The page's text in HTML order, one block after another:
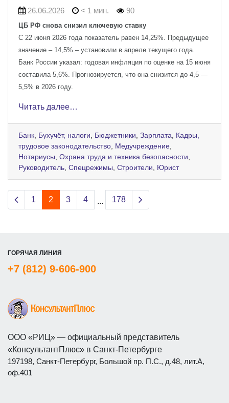
26.06.2026 < 1 мин. 90
ЦБ РФ снова снизил ключевую ставку
С 22 июня 2026 года показатель равен 14,25%. Предыдущее
значение – 14,5% – установили в апреле текущего года.
Банк России указал: годовая инфляция по оценке на 15 июня
составила 5,6%. Прогнозируется, что она снизится до 4,5 —
5,5% в 2026 году.
Читать далее…
Банк Бухучёт, налоги Бюджетники Зарплата
Кадры,
трудовое законодательство Медучреждение
Нотариусы Охрана труда и техника безопасности
Руководитель Спецрежимы Строители Юрист
Previous page
1 2 3 4 ... 178
ГОРЯЧАЯ ЛИНИЯ
+7 (812) 9-606-900
ООО «РИЦ» — официальный представитель
«КонсультантПлюс» в Санкт-Петербурге
197198, Санкт-Петербург, Большой пр. П.С., д.48, лит.А,
оф.401